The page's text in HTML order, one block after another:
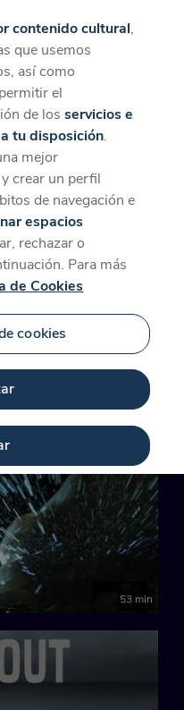
la App
Descargar
73 min
53 min
contenido cultural,
que usemos
así como
el
de losservicios e
tu disposición.
mejor
y crear un perfil
de navegación e
espacios
rechazar o
Para más
de Cookies
cookies